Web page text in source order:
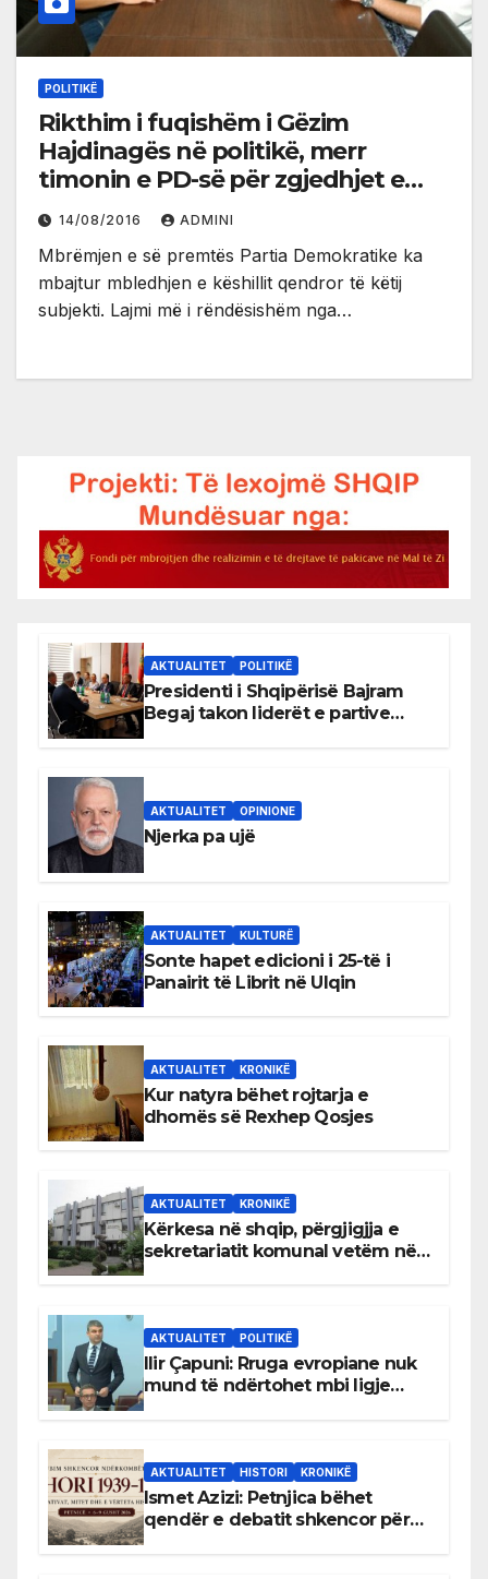
POLITIKË
Rikthim i fuqishëm i Gëzim
Hajdinagës në politikë, merr
timonin e PD-së për zgjedhjet e
ardhshme parlamentare
14/08/2016 ADMINI
Mbrëmjen e së premtës Partia Demokratike ka
mbajtur mbledhjen e këshillit qendror të këtij
subjekti. Lajmi më i rëndësishëm nga…
AKTUALITET POLITIKË
Presidenti i Shqipërisë Bajram
Begaj takon liderët e partive
AKTUALITET OPINIONE
Njerka pa ujë
AKTUALITET KULTURË
Sonte hapet edicioni i 25-të i
Panairit të Librit në Ulqin
AKTUALITET KRONIKË
Kur natyra bëhet rojtarja e
dhomës së Rexhep Qosjes
AKTUALITET KRONIKË
Kërkesa në shqip, përgjigjja e
sekretariatit komunal vetëm në
AKTUALITET POLITIKË
Ilir Çapuni: Rruga evropiane nuk
mund të ndërtohet mbi ligje
AKTUALITET HISTORI KRONIKË
Ismet Azizi: Petnjica bëhet
qendër e debatit shkencor për